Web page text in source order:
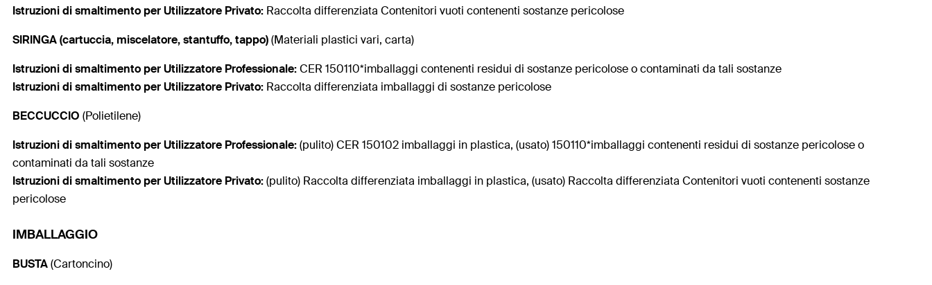
Istruzioni di smaltimento per Utilizzatore Privato: Raccolta differenziata Contenitori vuoti contenenti sostanze pericolose
SIRINGA (cartuccia, miscelatore, stantuffo, tappo)(Materiali plastici vari, carta)
Istruzioni di smaltimento per Utilizzatore Professionale:CER 150110*imballaggi contenenti residui di sostanze pericolose o contaminati da tali sostanze
Istruzioni di smaltimento per Utilizzatore Privato: Raccolta differenziata imballaggi di sostanze pericolose
BECCUCCIO (Polietilene)
Istruzioni di smaltimento per Utilizzatore Professionale:(pulito) CER 150102 imballaggi in plastica, (usato) 150110*imballaggi contenenti residui di sostanze pericolose o
contaminati da tali sostanze
Istruzioni di smaltimento per Utilizzatore Privato:(pulito) Raccolta differenziata imballaggi in plastica, (usato) Raccolta differenziata Contenitori vuoti contenenti sostanze
pericolose
IMBALLAGGIO
BUSTA(Cartoncino)